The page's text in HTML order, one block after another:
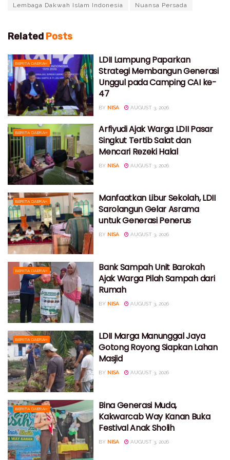
Lembaga Dakwah Islam Indonesia Nuansa Persada
Related Posts
BERITA DAERAH
LDII Lampung Paparkan
Strategi Membangun Generasi
Unggul pada Camping CAI ke-
47
BY NISA AUGUST 3, 2026
BERITA DAERAH
Arfiyudi Ajak Warga LDII Pasar
Singkut Tertib Salat dan
Mencari Rezeki Halal
BY NISA AUGUST 3, 2026
BERITA DAERAH
Manfaatkan Libur Sekolah, LDII
Sarolangun Gelar Asrama
untuk Generasi Penerus
BY NISA AUGUST 3, 2026
BERITA DAERAH
Bank Sampah Unit Barokah
Ajak Warga Pilah Sampah dari
Rumah
BY NISA AUGUST 3, 2026
BERITA DAERAH
LDII Marga Manunggal Jaya
Gotong Royong Siapkan Lahan
Masjid
BY NISA AUGUST 3, 2026
BERITA DAERAH
Bina Generasi Muda,
Kakwarcab Way Kanan Buka
Festival Anak Sholih
BY NISA AUGUST 3, 2026